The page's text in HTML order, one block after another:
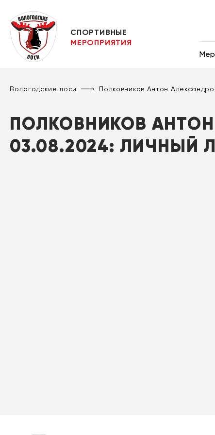
СПОРТИВНЫЕ
МЕРОПРИЯТИЯ
Вологодские лоси Полковников Антон
ПОЛКОВНИКОВ
03.08.2024: ЛИЧНЫЙ